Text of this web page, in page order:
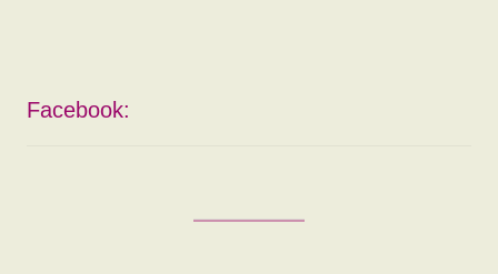
Facebook: